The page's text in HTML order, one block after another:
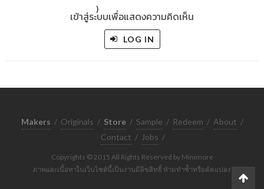
)
เข้าสู่ระบบเพื่อแสดงความคิดเห็น
LOG IN
Makers / Originals / Store / Sample / Redeem / About /
Contact / Jobs /
Copyrights © 2015 All Rights Reserved by Minimore
ภาพและเนื้อหาในเว็บไซต์นี้เป็นงานมีลิขสิทธิ์ ห้ามทำซ้ำหรือดัดแปลง